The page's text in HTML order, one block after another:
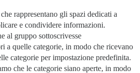
rappresentano gli spazi dedicati a
e condividere informazioni.
al gruppo sottoscrivesse
a quelle categorie, in modo che ricevano
categorie per impostazione predefinita.
che le categorie siano aperte, in modo